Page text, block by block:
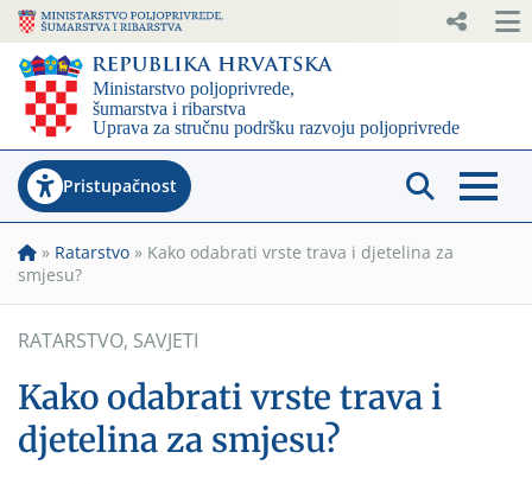
Pristupačnost
» Ratarstvo » Kako odabrati vrste trava i djetelina za
smjesu?
RATARSTVO, SAVJETI
Kako odabrati vrste trava i
djetelina za smjesu?